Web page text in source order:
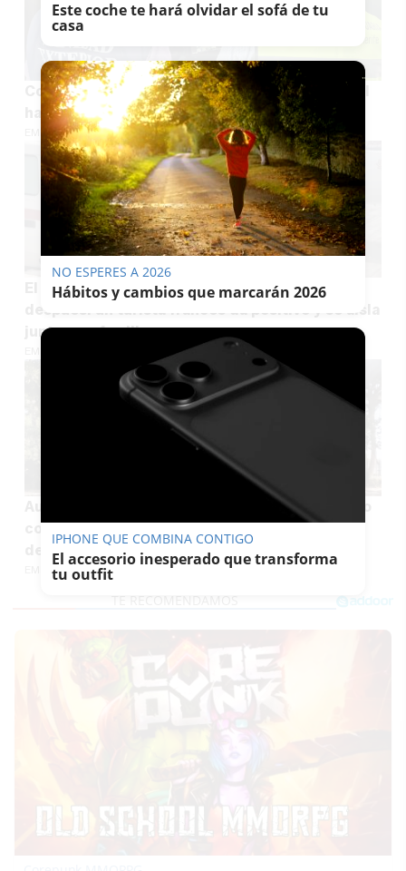
Comunicado del Ministerio de Sanidad sobre el
hantavirus: el turista positivo está en Galicia
EMILIO CABRERA
El hantavirus vuelve a España dos meses
después: un turista francés da positivo y se aísla
junto a su familia
Aumenta la preocupación sobre el virus del Nilo
con un nuevo caso grave, aunque los expertos
descartan que haya un brote como el de 2024
EMILIO CABRERA
Este coche te hará olvidar el sofá de tu
casa
NO ESPERES A 2026
Hábitos y cambios que marcarán 2026
IPHONE QUE COMBINA CONTIGO
El accesorio inesperado que transforma
tu outfit